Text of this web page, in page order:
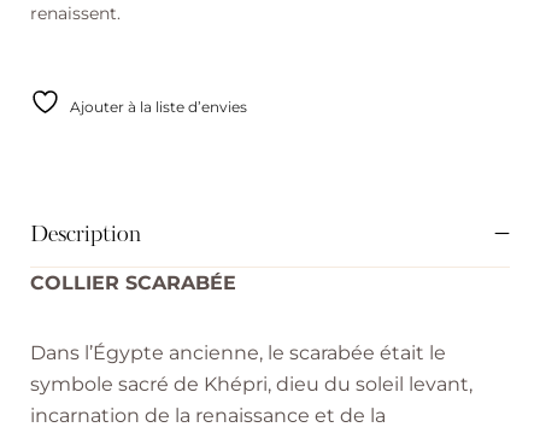
renaissent.
Ajouter à la liste d’envies
Description
COLLIER SCARABÉE
Dans l’Égypte ancienne, le scarabée était le
symbole sacré de Khépri, dieu du soleil levant,
incarnation de la renaissance et de la